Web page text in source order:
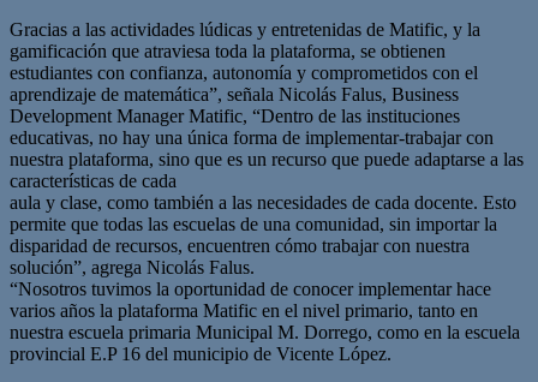
Gracias a las actividades lúdicas y entretenidas de Matific, y la
gamificación que atraviesa toda la plataforma, se obtienen
estudiantes con confianza, autonomía y comprometidos con el
aprendizaje de matemática”, señala Nicolás Falus, Business
Development Manager Matific, “Dentro de las instituciones
educativas, no hay una única forma de implementar-trabajar con
nuestra plataforma, sino que es un recurso que puede adaptarse a las
características de cada
aula y clase, como también a las necesidades de cada docente. Esto
permite que todas las escuelas de una comunidad, sin importar la
disparidad de recursos, encuentren cómo trabajar con nuestra
solución”, agrega Nicolás Falus.
“Nosotros tuvimos la oportunidad de conocer implementar hace
varios años la plataforma Matific en el nivel primario, tanto en
nuestra escuela primaria Municipal M. Dorrego, como en la escuela
provincial E.P 16 del municipio de Vicente López.